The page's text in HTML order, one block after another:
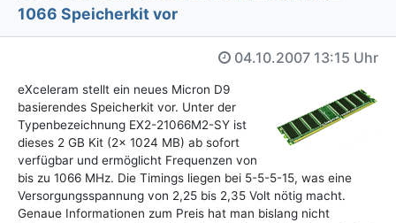
1066 Speicherkit vor
04.10.2007 13:15 Uhr
eXceleram stellt ein neues Micron D9
basierendes Speicherkit vor. Unter der
Typenbezeichnung EX2-21066M2-SY ist
dieses 2 GB Kit (2x 1024 MB) ab sofort
verfügbar und ermöglicht Frequenzen von
bis zu 1066 MHz. Die Timings liegen bei 5-5-5-15, was eine
Versorgungsspannung von 2,25 bis 2,35 Volt nötig macht.
Genaue Informationen zum Preis hat man bislang nicht